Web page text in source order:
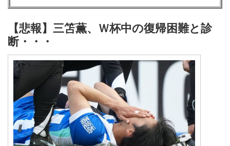
【悲報】三笘薫、Ｗ杯中の復帰困難と診
断・・・